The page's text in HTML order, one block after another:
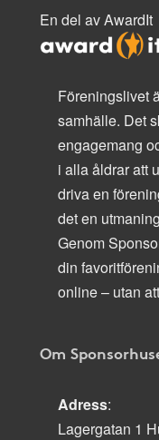
En del av AwardIt
Föreningslivet
samhälle. Det
engagemang
i alla åldrar att
driva en
det en
Genom
din
online – utan
Om
Adress:
Lagergatan 1